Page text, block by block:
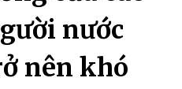
nước
nên khó